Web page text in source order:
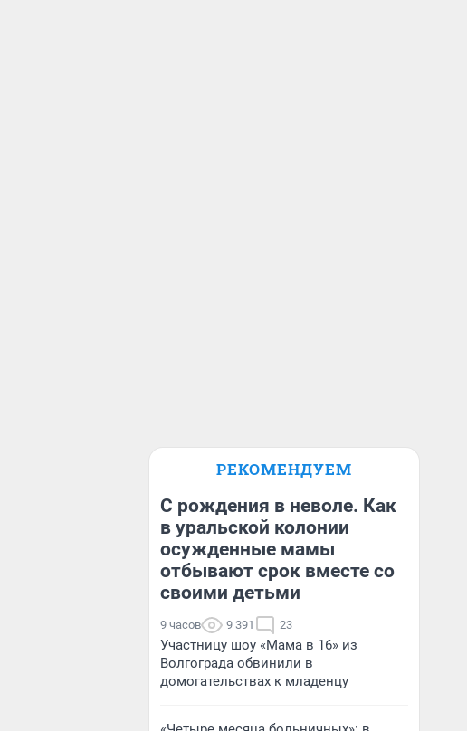
РЕКОМЕНДУЕМ
С рождения в неволе. Как
в уральской колонии
осужденные мамы
отбывают срок вместе со
своими детьми
9 часов 9 391 23
Участницу шоу «Мама в 16» из
Волгограда обвинили в
домогательствах к младенцу